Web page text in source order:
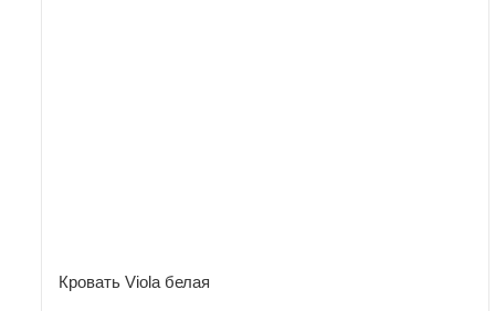
Кровать Viola белая